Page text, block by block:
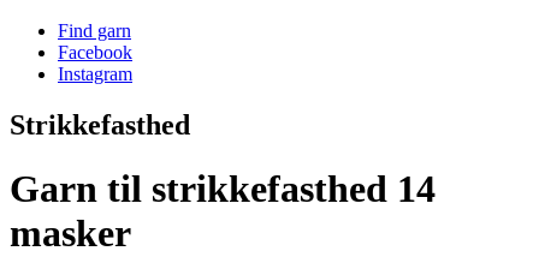
Find garn
Facebook
Instagram
Strikkefasthed
Garn til strikkefasthed 14
masker